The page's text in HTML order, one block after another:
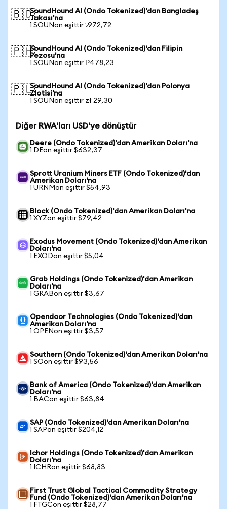
🇧🇩SoundHound AI (Ondo Tokenized)'dan Bangladeş
Takası'na
1 SOUNon eşittir ৳972,72
🇵🇭SoundHound AI (Ondo Tokenized)'dan Filipin
Pezosu'na
1 SOUNon eşittir ₱478,23
🇵🇱SoundHound AI (Ondo Tokenized)'dan Polonya
Zlotisi'na
1 SOUNon eşittir zł 29,30
Diğer RWA'ları USD'ye dönüştür
Deere (Ondo Tokenized)'dan Amerikan Doları'na
1 DEon eşittir $632,37
Sprott Uranium Miners ETF (Ondo Tokenized)'dan
Amerikan Doları'na
1 URNMon eşittir $54,93
Block (Ondo Tokenized)'dan Amerikan Doları'na
1 XYZon eşittir $79,42
Exodus Movement (Ondo Tokenized)'dan Amerikan
Doları'na
1 EXODon eşittir $5,04
Grab Holdings (Ondo Tokenized)'dan Amerikan
Doları'na
1 GRABon eşittir $3,67
Opendoor Technologies (Ondo Tokenized)'dan
Amerikan Doları'na
1 OPENon eşittir $3,57
Southern (Ondo Tokenized)'dan Amerikan Doları'na
1 SOon eşittir $93,56
Bank of America (Ondo Tokenized)'dan Amerikan
Doları'na
1 BACon eşittir $63,84
SAP (Ondo Tokenized)'dan Amerikan Doları'na
1 SAPon eşittir $204,12
Ichor Holdings (Ondo Tokenized)'dan Amerikan
Doları'na
1 ICHRon eşittir $68,83
First Trust Global Tactical Commodity Strategy
Fund (Ondo Tokenized)'dan Amerikan Doları'na
1 FTGCon eşittir $28,77